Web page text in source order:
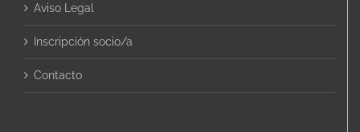
Aviso Legal
Inscripción socio/a
Contacto